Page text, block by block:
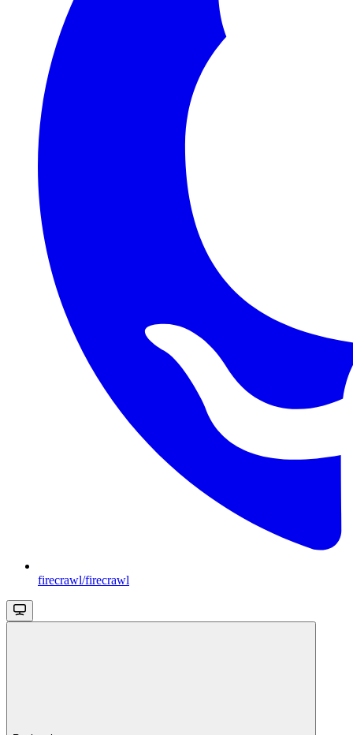
firecrawl/firecrawl